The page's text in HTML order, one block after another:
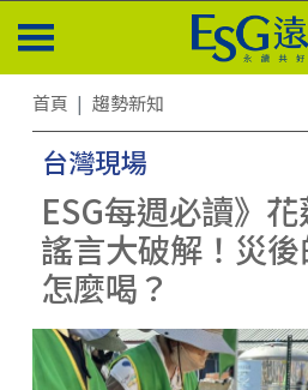
首頁 趨勢新知
台灣現場
ESG每週必讀》
謠言大破解！災
怎麼喝？